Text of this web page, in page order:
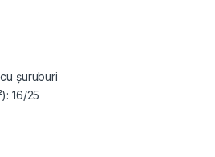
șuruburi
16/25